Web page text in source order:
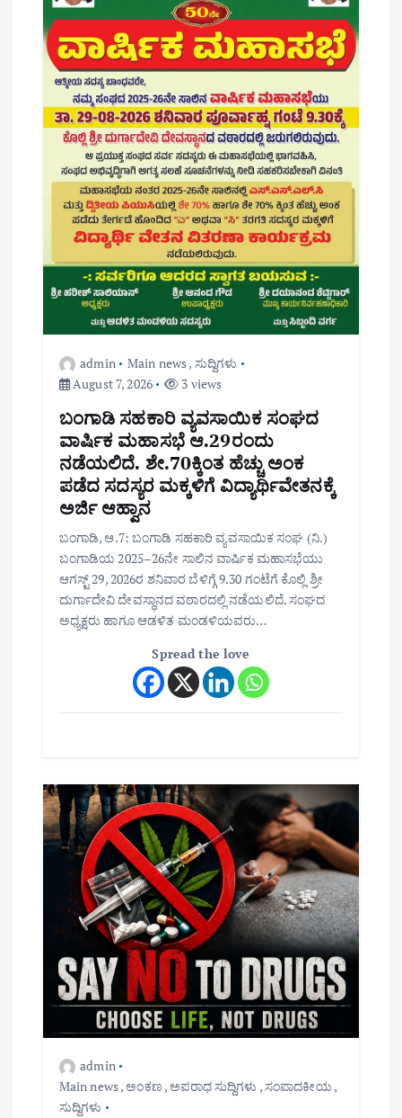
n
admin Main news, ಸುದ್ದಿಗಳು
August 7, 2026
3 views
ಬಂಗಾಡಿ ಸಹಕಾರಿ ವ್ಯವಸಾಯಿಕ ಸಂಘದ
ವಾರ್ಷಿಕ ಮಹಾಸಭೆ ಆ.29ರಂದು
ನಡೆಯಲಿದೆ. ಶೇ.70ಕ್ಕಿಂತ ಹೆಚ್ಚು ಅಂಕ
ಪಡೆದ ಸದಸ್ಯರ ಮಕ್ಕಳಿಗೆ ವಿದ್ಯಾರ್ಥಿವೇತನಕ್ಕೆ
ಅರ್ಜಿ ಆಹ್ವಾನ
ಬಂಗಾಡಿ, ಆ.7: ಬಂಗಾಡಿ ಸಹಕಾರಿ ವ್ಯವಸಾಯಿಕ ಸಂಘ (ನಿ.)
ಬಂಗಾಡಿಯ 2025–26ನೇ ಸಾಲಿನ ವಾರ್ಷಿಕ ಮಹಾಸಭೆಯು
ಆಗಸ್ಟ್ 29, 2026ರ ಶನಿವಾರ ಬೆಳಿಗ್ಗೆ 9.30 ಗಂಟೆಗೆ ಕೊಲ್ಲಿ ಶ್ರೀ
ದುರ್ಗಾದೇವಿ ದೇವಸ್ಥಾನದ ವಠಾರದಲ್ಲಿ ನಡೆಯಲಿದೆ. ಸಂಘದ
ಅಧ್ಯಕ್ಷರು ಹಾಗೂ ಆಡಳಿತ ಮಂಡಳಿಯವರು…
Spread the love
admin
Main news,ಅಂಕಣ ,ಅಪರಾಧ ಸುದ್ದಿಗಳು ,ಸಂಪಾದಕೀಯ ,
ಸುದ್ದಿಗಳು